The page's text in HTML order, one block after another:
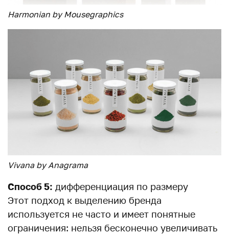
Harmonian by Mousegraphics
Vivana by Anagrama
Способ 5: дифференциация по размеру
Этот подход к выделению бренда
используется не часто и имеет понятные
ограничения: нельзя бесконечно увеличивать